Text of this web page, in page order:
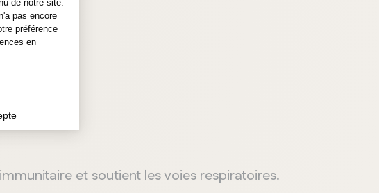
et soutient les voies respiratoires.